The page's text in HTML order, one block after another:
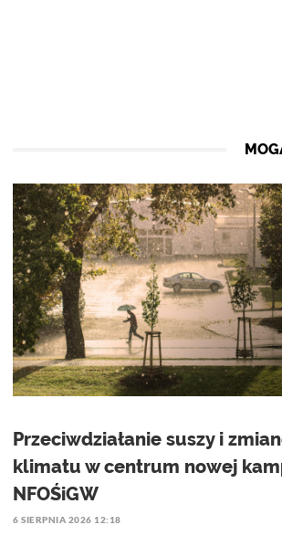
Przeciwdziałanie suszy i
klimatu w centrum nowej
NFOŚiGW
6 SIERPNIA 2026 12:18